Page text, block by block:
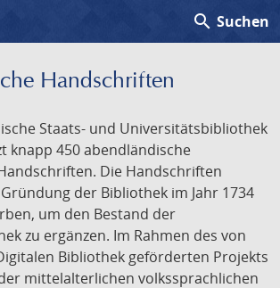
search Suchen
Handschriften
Staats- und Universitätsbibliothek
knapp 450 abendländische
Die Handschriften
der Bibliothek im Jahr 1734
um den Bestand der
zu ergänzen. Im Rahmen des von
Bibliothek geförderten Projekts
mittelalterlichen volkssprachlichen